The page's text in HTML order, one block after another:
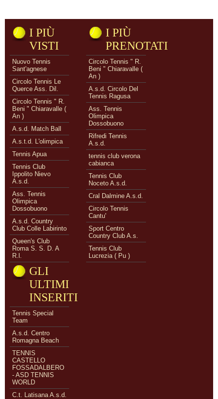
I PIÙ
VISTI
Nuovo Tennis
Sant'agnese
Circolo Tennis Le
Querce Ass. Dil.
Circolo Tennis " R.
Beni " Chiaravalle (
An )
A.s.d. Match Ball
A.s.t.d. L'olimpica
Tennis Apua
Tennis Club
Ippolito Nievo
A.s.d.
Ass. Tennis
Olimpica
Dossobuono
A.s.d. Country
Club Colle Labirinto
Queen's Club
Roma S. S. D. A
R.l.
I PIÙ
PRENOTATI
Circolo Tennis " R.
Beni " Chiaravalle (
An )
A.s.d. Circolo Del
Tennis Ragusa
Ass. Tennis
Olimpica
Dossobuono
Rifredi Tennis
A.s.d.
tennis club verona
cabianca
Tennis Club
Noceto A.s.d.
Cral Dalmine A.s.d.
Circolo Tennis
Cantu'
Sport Centro
Country Club A.s.
Tennis Club
Lucrezia ( Pu )
GLI
ULTIMI
INSERITI
Tennis Special
Team
A.s.d. Centro
Romagna Beach
TENNIS
CASTELLO
FOSSADALBERO
- ASD TENNIS
WORLD
C.t. Latisana A.s.d.